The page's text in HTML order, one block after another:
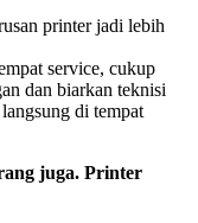
printer jadi lebih
service, cukup
dan biarkan teknisi
di tempat
juga. Printer